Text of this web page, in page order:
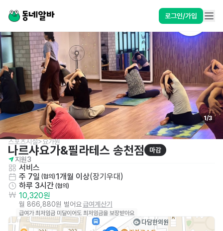
로그인/가입
1/3
스포츠시설>요가원
나르샤요가&필라테스 송천점
마감
지원3
서비스
주 7일 (협의) 1개월 이상(장기우대 )
하루 3시간 (협의)
10,320원
월 866,880원 벌어요급여계산기
급여가 최저임금 미달이어도 최저임금을 보장받아요